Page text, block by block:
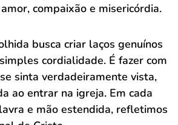
compaixão e misericórdia.
busca criar laços genuínos
cordialidade. É fazer com
sinta verdadeiramente vista,
ao entrar na igreja. Em cada
e mão estendida, refletimos